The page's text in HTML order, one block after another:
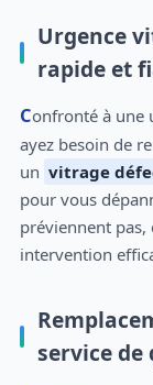
Urgence
rapide et
Confronté à
ayez besoin de
un vitrage
pour vous
préviennent
intervention
service